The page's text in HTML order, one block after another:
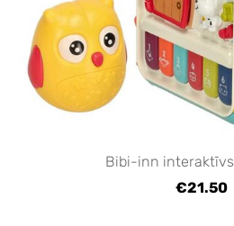
Bibi-inn interaktīvs
€21.50